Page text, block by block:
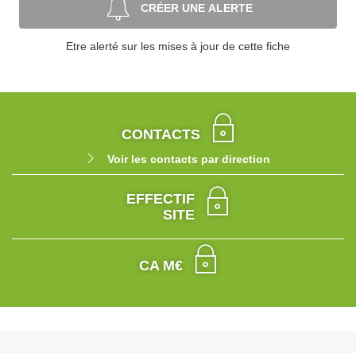
CRÉER UNE ALERTE
Etre alerté sur les mises à jour de cette fiche
CONTACTS
Voir les contacts par direction
EFFECTIF
SITE
CA M€